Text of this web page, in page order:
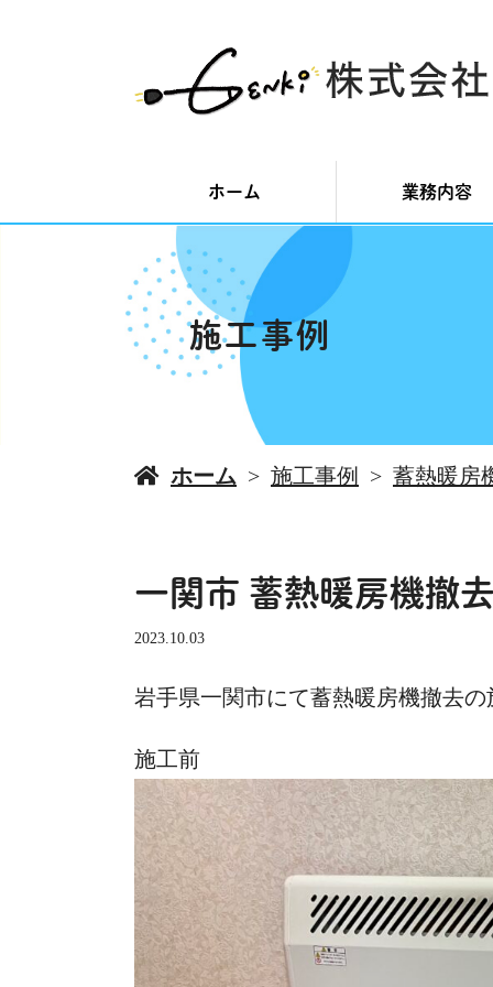
ホーム 業務内容
施工事例
ホーム 施工事例 蓄熱暖房
一関市 蓄熱暖房機撤
2023.10.03
岩手県一関市にて蓄熱暖房機撤去の
施工前